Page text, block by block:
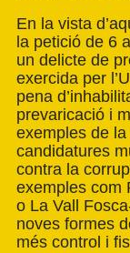
En la vista
la petició de 6
un delicte de
exercida per
pena
prevaricació i
exemples de
candidatures
contra la
exemples com
o La Vall
noves formes
més control i